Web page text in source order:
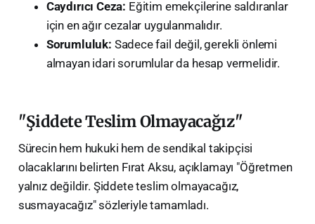
Caydırıcı Ceza: Eğitim emekçilerine saldıranlar
için en ağır cezalar uygulanmalıdır.
Sorumluluk: Sadece fail değil, gerekli önlemi
almayan idari sorumlular da hesap vermelidir.
​"Şiddete Teslim Olmayacağız"
​Sürecin hem hukuki hem de sendikal takipçisi
olacaklarını belirten Fırat Aksu, açıklamayı "Öğretmen
yalnız değildir. Şiddete teslim olmayacağız,
susmayacağız" sözleriyle tamamladı.